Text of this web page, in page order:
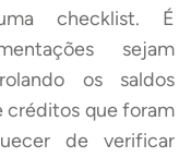
checklist. É
sejam
os saldos
créditos que foram
de verificar